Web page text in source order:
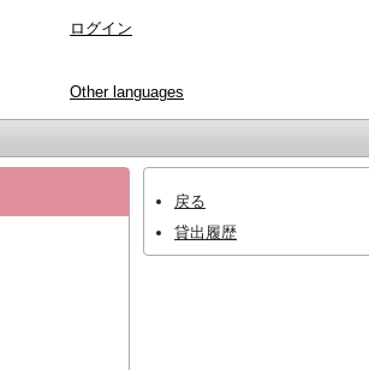
ログイン
Other languages
戻る
貸出履歴